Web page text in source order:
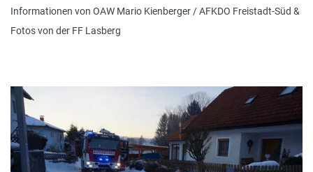
Informationen von OAW Mario Kienberger / AFKDO Freistadt-Süd &
Fotos von der FF Lasberg